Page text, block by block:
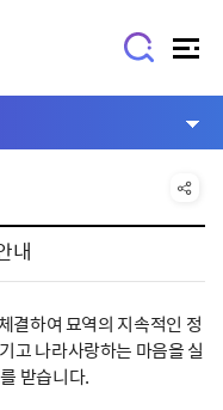
내
결하여 묘역의 지속적인 정
고 나라사랑하는 마음을 실
받습니다.